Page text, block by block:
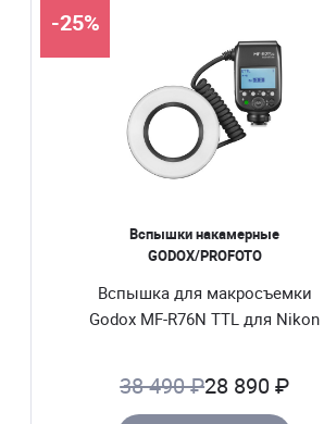
Вспышки накамерные
GODOX/PROFOTO
Вспышка для макросъемки
Godox MF-R76N TTL для Nikon
-25%
38 490 ₽28 890 ₽